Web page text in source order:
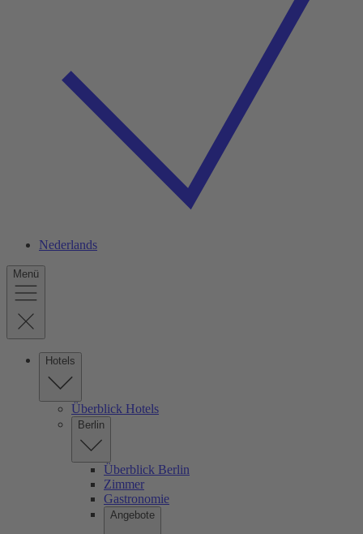
Nederlands
Menü
Hotels
Überblick Hotels
Berlin
Überblick Berlin
Zimmer
Gastronomie
Angebote